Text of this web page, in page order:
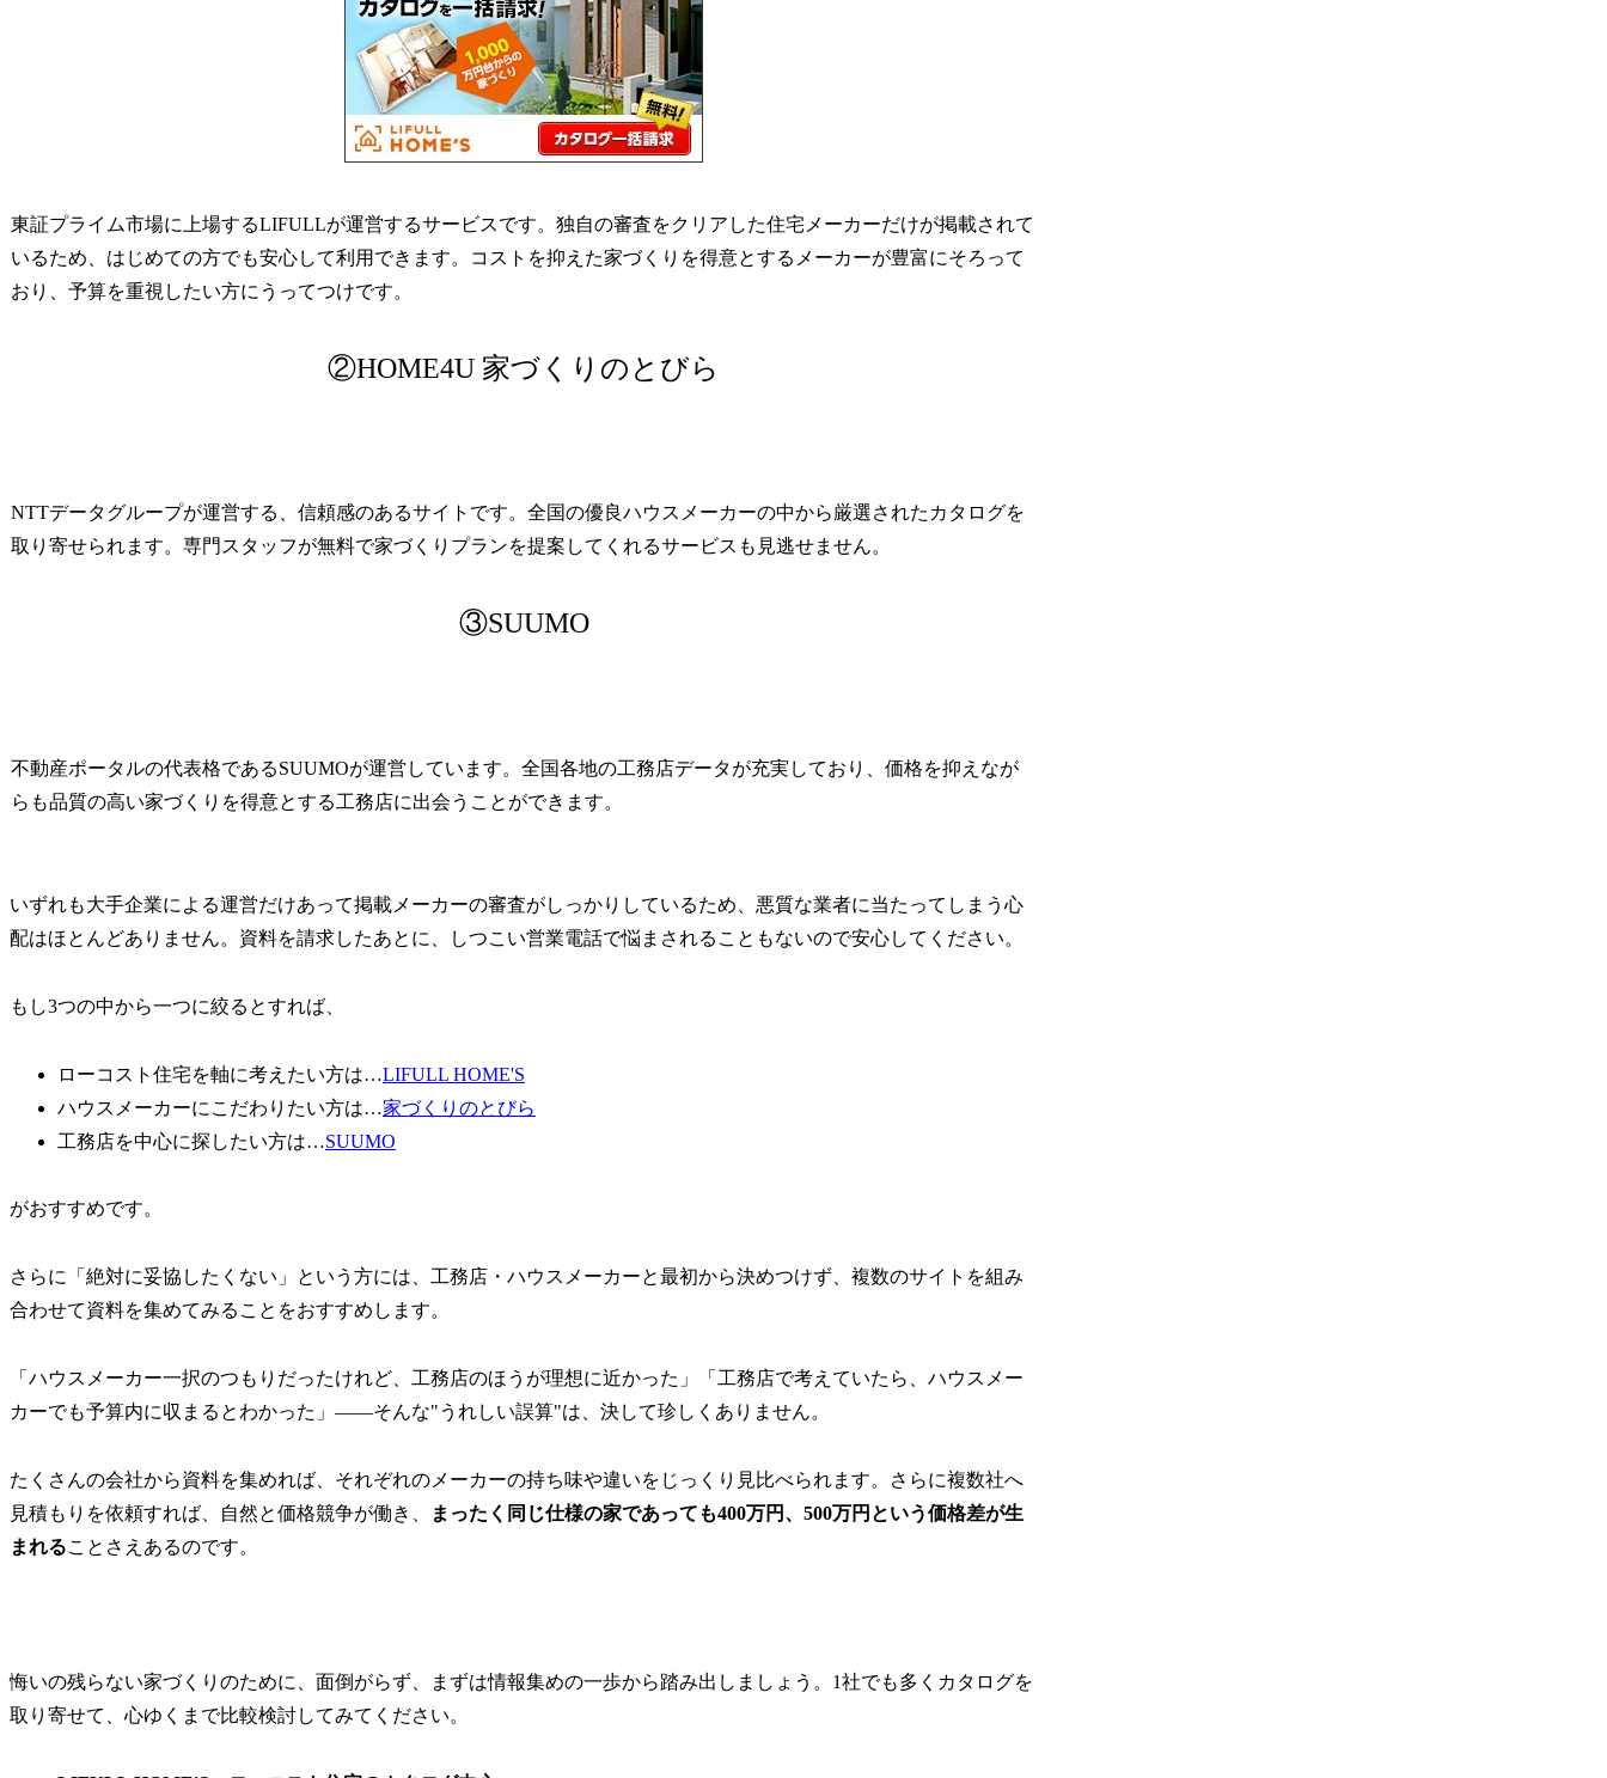
東証プライム市場に上場するLIFULLが運営するサービスです。独自の審査をクリアした住宅メーカーだけが掲載されて
いるため、はじめての方でも安心して利用できます。コストを抑えた家づくりを得意とするメーカーが豊富にそろって
おり、予算を重視したい方にうってつけです。
②HOME4U 家づくりのとびら
NTTデータグループが運営する、信頼感のあるサイトです。全国の優良ハウスメーカーの中から厳選されたカタログを
取り寄せられます。専門スタッフが無料で家づくりプランを提案してくれるサービスも見逃せません。
③SUUMO
不動産ポータルの代表格であるSUUMOが運営しています。全国各地の工務店データが充実しており、価格を抑えなが
らも品質の高い家づくりを得意とする工務店に出会うことができます。
いずれも大手企業による運営だけあって掲載メーカーの審査がしっかりしているため、悪質な業者に当たってしまう心
配はほとんどありません。資料を請求したあとに、しつこい営業電話で悩まされることもないので安心してください。
もし3つの中から一つに絞るとすれば、
ローコスト住宅を軸に考えたい方は…LIFULL HOME'S
ハウスメーカーにこだわりたい方は…家づくりのとびら
工務店を中心に探したい方は…SUUMO
がおすすめです。
さらに「絶対に妥協したくない」という方には、工務店・ハウスメーカーと最初から決めつけず、複数のサイトを組み
合わせて資料を集めてみることをおすすめします。
「ハウスメーカー一択のつもりだったけれど、工務店のほうが理想に近かった」「工務店で考えていたら、ハウスメー
カーでも予算内に収まるとわかった」——そんな"うれしい誤算"は、決して珍しくありません。
たくさんの会社から資料を集めれば、それぞれのメーカーの持ち味や違いをじっくり見比べられます。さらに複数社へ
見積もりを依頼すれば、自然と価格競争が働き、
まったく同じ仕様の家であっても400万円、500万円という価格差が生
まれることさえあるのです。
悔いの残らない家づくりのために、面倒がらず、まずは情報集めの一歩から踏み出しましょう。1社でも多くカタログを
取り寄せて、心ゆくまで比較検討してみてください。